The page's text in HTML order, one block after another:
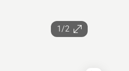
1/2